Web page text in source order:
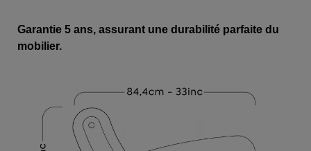
Garantie 5 ans, assurant une durabilité parfaite du
mobilier.